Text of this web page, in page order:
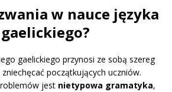
w nauce języka
gaelickiego przynosi ze sobą szereg
początkujących uczniów.
jest nietypowa gramatyka,